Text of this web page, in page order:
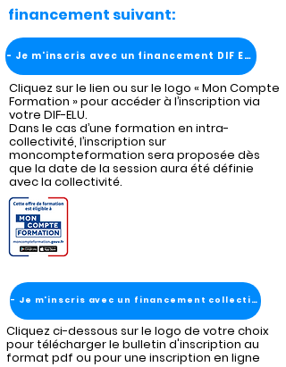
financement suivant:
- Je m'inscris avec un financement DIF ELU
Cliquez sur le lien ou sur le logo « Mon Compte
Formation » pour accéder à l’inscription via
votre DIF-ELU.
Dans le cas d’une formation en intra-
collectivité, l’inscription sur
moncompteformation sera proposée dès
que la date de la session aura été définie
avec la collectivité.
- Je m'inscris avec un financement collectivité
Cliquez ci-dessous sur le logo de votre choix
pour télécharger le bulletin d'inscription au
format pdf ou pour une inscription en ligne